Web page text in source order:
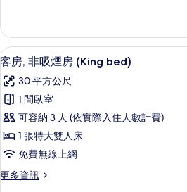
煙
房
的
所
有
相
片
三
人
房,
吸
煙
房
的
詳
情
顯
示
客
房,
非
吸
房
客房,
9
客房, 非吸煙房 (King bed)
30 平方公尺
1 間臥室
可容納 3 人 (依實際入住人數計費)
1 張特大雙人床
免費無線上網
更多資訊
更